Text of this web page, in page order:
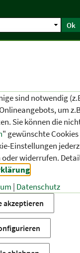
Ok
-
Produkte von A bis Z
B
sind notwendig
um
Sie können die
" gewünschte
Einstellungen
widerrufen.
| Datenschutz
akzeptieren